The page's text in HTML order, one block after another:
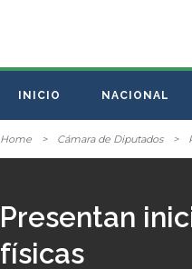
INICIO NACIONAL
Home > Cámara de Diputados >
Presentan
físicas